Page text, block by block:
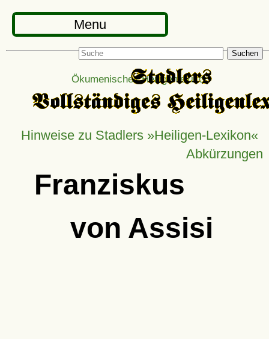
Menu
Suchen
Hinweise zu Stadlers »Heiligen-Lexikon«
Abkürzungen
Franziskus
von Assisi
Ökumenisches Heiligenlexikon